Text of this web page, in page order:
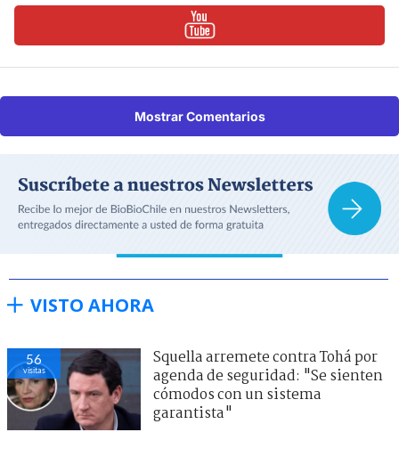
Mostrar Comentarios
VISTO AHORA
55
visitas
Squella arremete contra Tohá por
agenda de seguridad: "Se sienten
cómodos con un sistema
garantista"